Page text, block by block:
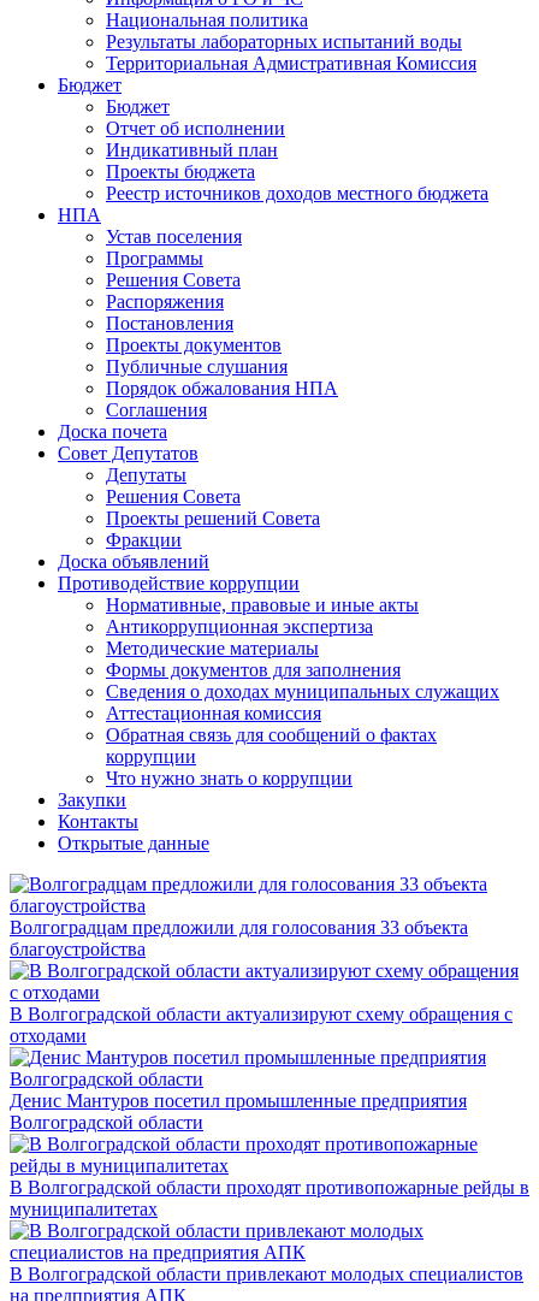
Национальная политика
Результаты лабораторных испытаний воды
Территориальная Адмистративная Комиссия
Бюджет
Бюджет
Отчет об исполнении
Индикативный план
Проекты бюджета
Реестр источников доходов местного бюджета
НПА
Устав поселения
Программы
Решения Совета
Распоряжения
Постановления
Проекты документов
Публичные слушания
Порядок обжалования НПА
Соглашения
Доска почета
Совет Депутатов
Депутаты
Решения Совета
Проекты решений Совета
Фракции
Доска объявлений
Противодействие коррупции
Нормативные, правовые и иные акты
Антикоррупционная экспертиза
Методические материалы
Формы документов для заполнения
Сведения о доходах муниципальных служащих
Аттестационная комиссия
Обратная связь для сообщений о фактах
коррупции
Что нужно знать о коррупции
Закупки
Контакты
Открытые данные
Волгоградцам предложили для голосования 33 объекта
благоустройства
В Волгоградской области актуализируют схему обращения с
отходами
Денис Мантуров посетил промышленные предприятия
Волгоградской области
В Волгоградской области проходят противопожарные рейды в
муниципалитетах
В Волгоградской области привлекают молодых специалистов
на предприятия АПК